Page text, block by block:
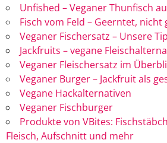
Unfished – Veganer Thunfisch
Fisch vom Feld – Geerntet, nicht
Veganer Fischersatz – Unsere
Jackfruits – vegane
Veganer Fleischersatz im
Veganer Burger – Jackfruit als
Vegane Hackalternativen
Veganer Fischburger
Produkte von VBites:
Fleisch, Aufschnitt und mehr